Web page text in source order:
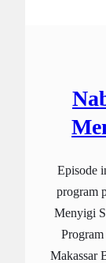
Episode
program
Menyigi
Makassar